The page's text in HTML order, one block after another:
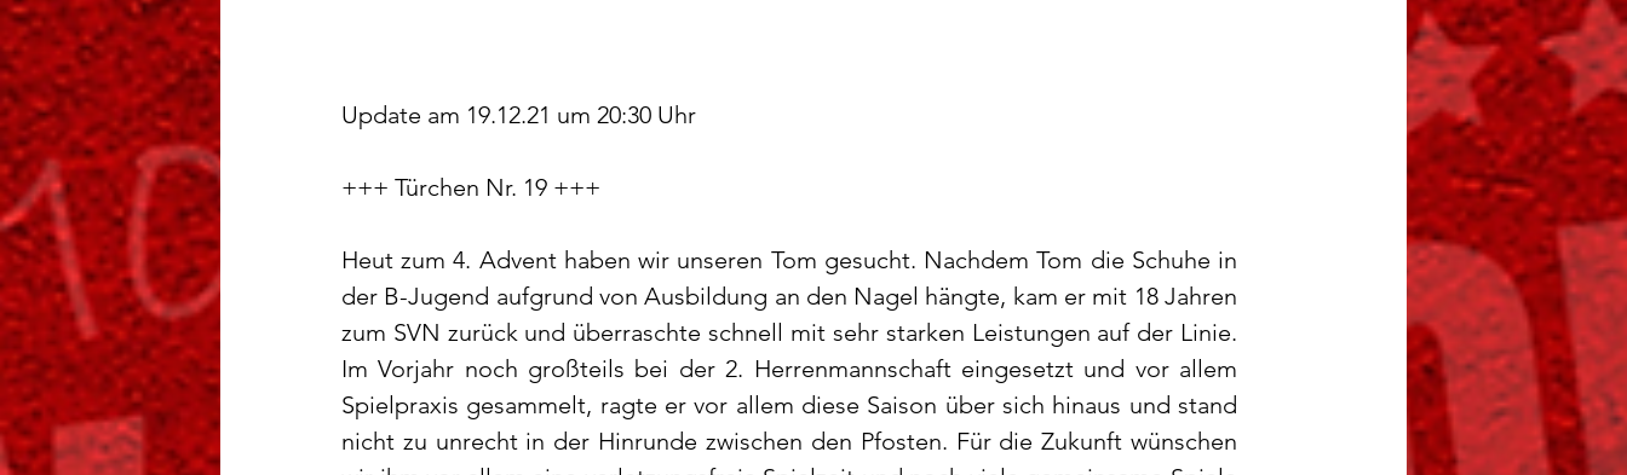
Update am 19.12.21 um 20:30 Uhr
+++ Türchen Nr. 19 +++
Heut zum 4. Advent haben wir unseren Tom gesucht. Nachdem Tom die Schuhe in
der B-Jugend aufgrund von Ausbildung an den Nagel hängte, kam er mit 18 Jahren
zum SVN zurück und überraschte schnell mit sehr starken Leistungen auf der Linie.
Im Vorjahr noch großteils bei der 2. Herrenmannschaft eingesetzt und vor allem
Spielpraxis gesammelt, ragte er vor allem diese Saison über sich hinaus und stand
nicht zu unrecht in der Hinrunde zwischen den Pfosten. Für die Zukunft wünschen